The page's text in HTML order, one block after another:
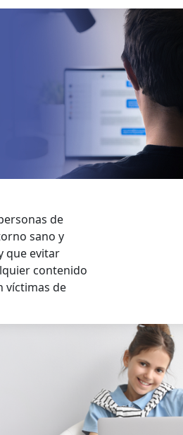
de
sano y
que evitar
contenido
víctimas de